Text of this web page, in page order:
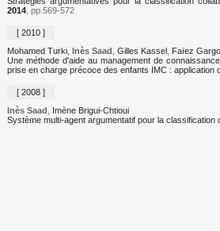
2014, pp.569-572
[ 2010 ]
Mohamed Turki, Inès Saad Gilles Kassel, Faïez
Une méthode d'aide au management de
prise en charge précoce des enfants IMC : application
[ 2008 ]
Inès Saad
Imène Brigui-Chtioui
Système multi-agent argumentatif pour la